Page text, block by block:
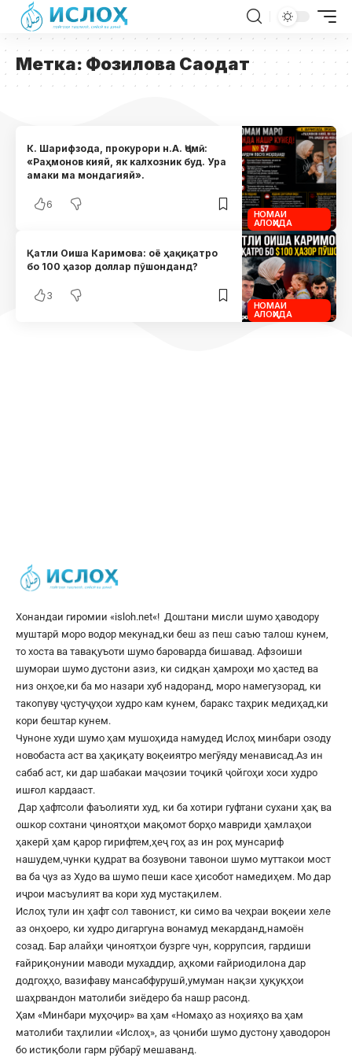
Метка: Фозилова Саодат
НОМАИ
АЛОҲИДА
К. Шарифзода, прокурори н.А. Ҷомӣ:
«Раҳмонов кияй, як калхозник буд. Ура
амаки ма мондагияй».
6
НОМАИ
АЛОҲИДА
Қатли Оиша Каримова: оё ҳақиқатро
бо 100 ҳазор доллар пӯшонданд?
3
Хонандаи гиромии «isloh.net«! Доштани мисли шумо ҳаводору
муштарӣ моро водор мекунад,ки беш аз пеш саъю талош кунем,
то хоста ва тавақуъоти шумо бароварда бишавад. Афзоиши
шумораи шумо дустони азиз, ки сидқан ҳамроҳи мо ҳастед ва
низ онҳое,ки ба мо назари хуб надоранд, моро намегузорад, ки
такопуву ҷустуҷуҳои худро кам кунем, баракс таҳрик медиҳад,ки
кори бештар кунем.
Чуноне худи шумо ҳам мушоҳида намудед Ислоҳ минбари озоду
новобаста аст ва ҳақиқату воқеиятро мегӯяду менависад.Аз ин
сабаб аст, ки дар шабакаи маҷозии тоҷикӣ ҷойгоҳи хоси худро
ишғол кардааст.
Дар ҳафтсоли фаъолияти худ, ки ба хотири гуфтани сухани ҳақ ва
ошкор сохтани ҷиноятҳои мақомот борҳо мавриди ҳамлаҳои
ҳакерӣ ҳам қарор гирифтем,ҳеҷ гоҳ аз ин роҳ мунсариф
нашудем,чунки қудрат ва бозувони тавонои шумо муттакои мост
ва ба ҷуз аз Худо ва шумо пеши касе ҳисобот намедиҳем. Мо дар
иҷрои масъулият ва кори худ мустақилем.
Ислоҳ тули ин ҳафт сол тавонист, ки симо ва чеҳраи воқеии хеле
аз онҳоеро, ки худро дигаргуна вонамуд мекарданд,намоён
созад. Бар алайҳи ҷиноятҳои бузрге чун, коррупсия, гардиши
ғайриқонунии маводи мухаддир, аҳкоми ғайриодилона дар
додгоҳҳо, вазифаву мансабфурушӣ,умуман нақзи ҳуқуқҳои
шаҳрвандон матолиби зиёдеро ба нашр расонд.
Ҳам «Минбари муҳоҷир» ва ҳам «Номаҳо аз ноҳияҳо ва ҳам
матолиби таҳлилии «Ислоҳ», аз ҷониби шумо дустону ҳаводорон
бо истиқболи гарм рӯбарӯ мешаванд.